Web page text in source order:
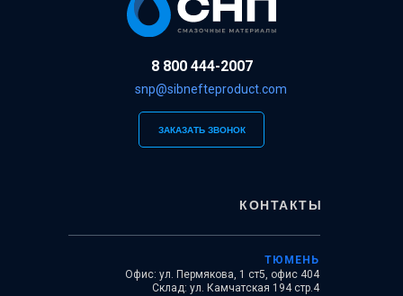
8 800 444-2007
ЗАКАЗАТЬ ЗВОНОК
snp@sibnefteproduct.com
КОНТАКТЫ
Офис: ул. Пермякова, 1 ст5, офис 404
Склад: ул. Камчатская 194 стр.4
ТЮМЕНЬ